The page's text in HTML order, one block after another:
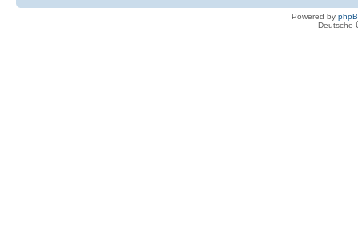
Powered by
Deutsche